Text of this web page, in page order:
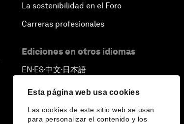
Esta página web usa cookies
Las cookies de este sitio web se usan
para personalizar el contenido y los
La sostenibilidad en el Foro
Carreras profesionales
Ediciones en otros idiomas
EN ▪ ES▪中文▪ 日本語